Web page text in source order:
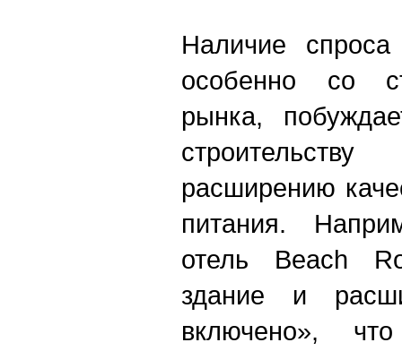
Наличие
особенно со
рынка,
расширению
питания.
отель Beach
здание и
включено»,